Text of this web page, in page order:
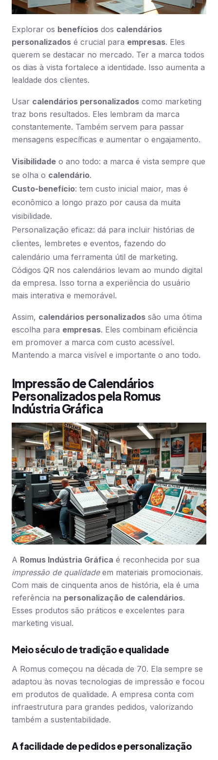
Explorar os benefícios dos calendários
personalizados é crucial para empresas. Eles
querem se destacar no mercado. Ter a marca todos
os dias à vista fortalece a identidade. Isso aumenta a
lealdade dos clientes.
Usar calendários personalizados como marketing
traz bons resultados. Eles lembram da marca
constantemente. Também servem para passar
mensagens específicas e aumentar o engajamento.
Visibilidade o ano todo: a marca é vista sempre que
se olha o calendário.
Custo-benefício: tem custo inicial maior, mas é
econômico a longo prazo por causa da muita
visibilidade.
Personalização eficaz: dá para incluir histórias de
clientes, lembretes e eventos, fazendo do
calendário uma ferramenta útil de marketing.
Códigos QR nos calendários levam ao mundo digital
da empresa. Isso torna a experiência do usuário
mais interativa e memorável.
Assim, calendários personalizados são uma ótima
escolha para empresas. Eles combinam eficiência
em promover a marca com custo acessível.
Mantendo a marca visível e importante o ano todo.
Impressão de Calendários
Personalizados pela Romus
Indústria Gráfica
A Romus Indústria Gráfica é reconhecida por sua
impressão de qualidadeem materiais promocionais.
Com mais de cinquenta anos de história, ela é uma
referência na personalização de calendários.
Esses produtos são práticos e excelentes para
marketing visual.
Meio século de tradição e qualidade
A Romus começou na década de 70. Ela sempre se
adaptou às novas tecnologias de impressão e focou
em produtos de qualidade. A empresa conta com
infraestrutura para grandes pedidos, valorizando
também a sustentabilidade.
A facilidade de pedidos e personalização